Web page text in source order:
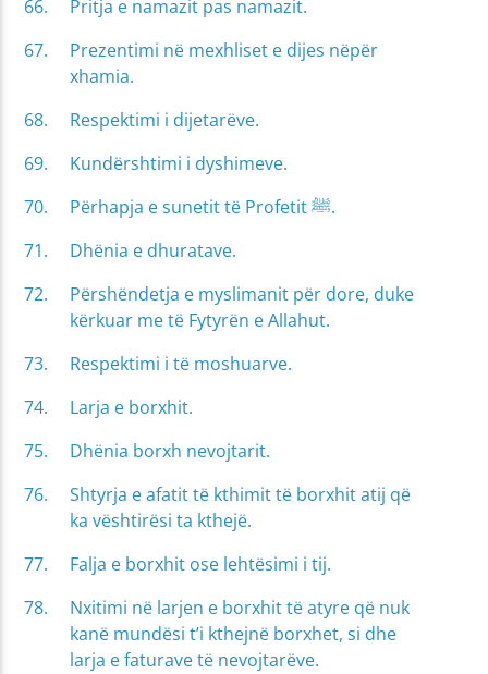
Pritja e namazit pas namazit.
Prezentimi në mexhliset e dijes nëpër
xhamia.
Respektimi i dijetarëve.
Kundërshtimi i dyshimeve.
Përhapja e sunetit të Profetit ﷺ.
Dhënia e dhuratave.
Përshëndetja e myslimanit për dore, duke
kërkuar me të Fytyrën e Allahut.
Respektimi i të moshuarve.
Larja e borxhit.
Dhënia borxh nevojtarit.
Shtyrja e afatit të kthimit të borxhit atij që
ka vështirësi ta kthejë.
Falja e borxhit ose lehtësimi i tij.
Nxitimi në larjen e borxhit të atyre që nuk
kanë mundësi t’i kthejnë borxhet, si dhe
larja e faturave të nevojtarëve.